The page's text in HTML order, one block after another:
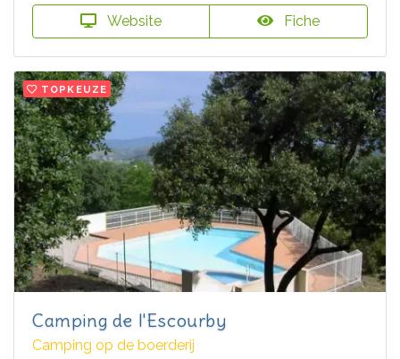
Website Fiche
TOPKEUZE
Camping de l'Escourby
Camping op de boerderij